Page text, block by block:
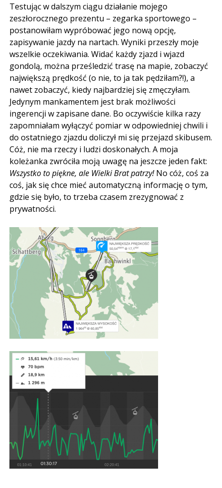
Testując w dalszym ciągu działanie mojego
zeszłorocznego prezentu – zegarka sportowego –
postanowiłam wypróbować jego nową opcję,
zapisywanie jazdy na nartach. Wyniki przeszły moje
wszelkie oczekiwania. Widać każdy zjazd i wjazd
gondolą, można prześledzić trasę na mapie, zobaczyć
największą prędkość (o nie, to ja tak pędziłam?!), a
nawet zobaczyć, kiedy najbardziej się zmęczyłam.
Jedynym mankamentem jest brak możliwości
ingerencji w zapisane dane. Bo oczywiście kilka razy
zapomniałam wyłączyć pomiar w odpowiedniej chwili i
do ostatniego zjazdu doliczył mi się przejazd skibusem.
Cóż, nie ma rzeczy i ludzi doskonałych. A moja
koleżanka zwróciła moją uwagę na jeszcze jeden fakt:
Wszystko to piękne, ale Wielki Brat patrzy!No cóż, coś za
coś, jak się chce mieć automatyczną informację o tym,
gdzie się było, to trzeba czasem zrezygnować z
prywatności.